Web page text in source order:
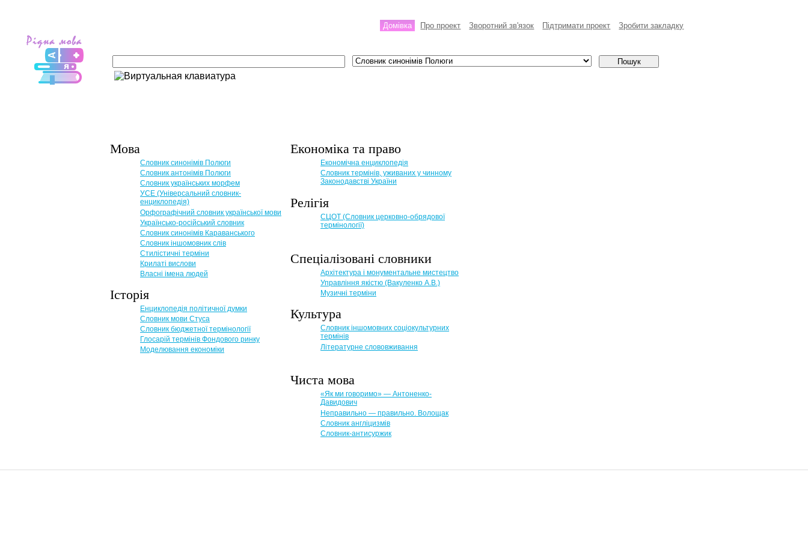
Домівка Про проект Зворотний зв'язок Пiдтримати проект Зробити закладку
Мова
Словник синонімів Полюги
Словник антонімів Полюги
Словник українських морфем
УСЕ (Універсальний словник-
енциклопедія)
Орфографічний словник української мови
Українсько-російський словник
Словник синонімів Караванського
Словник іншомовник слів
Стилістичні терміни
Крилаті вислови
Власні імена людей
Історія
Енциклопедія політичної думки
Словник мови Стуса
Словник бюджетної термінології
Глосарій термінів Фондового ринку
Моделювання економіки
Економіка та право
Eкономічна енциклопедія
Словник термінів, уживаних у чинному
Законодавстві України
Релігія
СЦОТ (Словник церковно-обрядової
термінології)
Спеціалізовані словники
Архітектура і монументальне мистецтво
Управління якістю (Вакуленко А.В.)
Музичні терміни
Культура
Словник іншомовних соціокультурних
термінів
Літературне слововживання
Чиста мова
«Як ми говоримо» — Антоненко-
Давидович
Неправильно — правильно. Волощак
Словник англіцизмів
Словник-антисуржик